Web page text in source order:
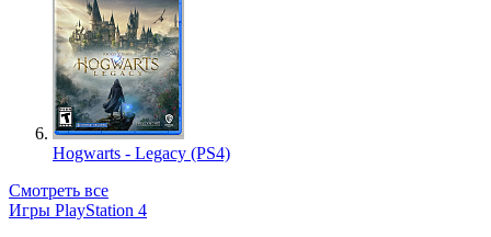
Hogwarts - Legacy (PS4)
Смотреть все
Игры PlayStation 4